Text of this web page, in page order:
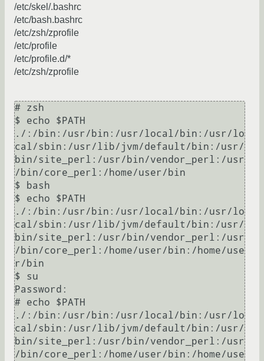
/etc/skel/.bashrc
/etc/bash.bashrc
/etc/zsh/zprofile
/etc/profile
/etc/profile.d/*
/etc/zsh/zprofile
# zsh
$ echo $PATH
./:/bin:/usr/bin:/usr/local/bin:/usr/lo
cal/sbin:/usr/lib/jvm/default/bin:/usr/
bin/site_perl:/usr/bin/vendor_perl:/usr
/bin/core_perl:/home/user/bin
$ bash
$ echo $PATH
./:/bin:/usr/bin:/usr/local/bin:/usr/lo
cal/sbin:/usr/lib/jvm/default/bin:/usr/
bin/site_perl:/usr/bin/vendor_perl:/usr
/bin/core_perl:/home/user/bin:/home/use
r/bin
$ su
Password:
# echo $PATH
./:/bin:/usr/bin:/usr/local/bin:/usr/lo
cal/sbin:/usr/lib/jvm/default/bin:/usr/
bin/site_perl:/usr/bin/vendor_perl:/usr
/bin/core_perl:/home/user/bin:/home/use